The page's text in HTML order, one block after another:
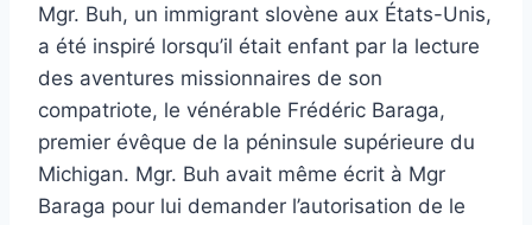
Mgr. Buh, un immigrant slovène aux États-Unis,
a été inspiré lorsqu’il était enfant par la lecture
des aventures missionnaires de son
compatriote, le vénérable Frédéric Baraga,
premier évêque de la péninsule supérieure du
Michigan. Mgr. Buh avait même écrit à Mgr
Baraga pour lui demander l’autorisation de le